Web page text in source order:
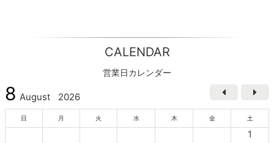
CALENDAR
営業日カレンダー
8 August 2026
日 月 火 水 木 金 土
1